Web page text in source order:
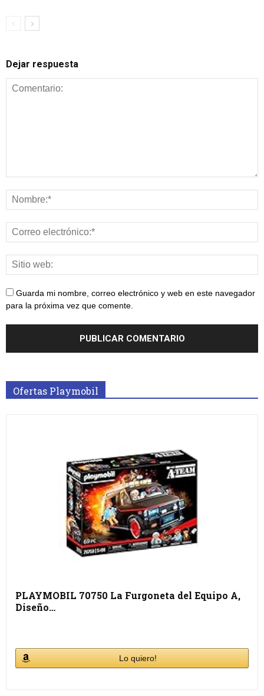
Dejar respuesta
Guarda mi nombre, correo electrónico y web en este navegador
para la próxima vez que comente.
Ofertas Playmobil
PLAYMOBIL 70750 La Furgoneta del Equipo A,
Diseño…
Lo quiero!